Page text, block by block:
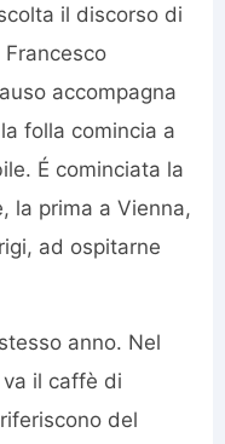
il discorso di
Francesco
accompagna
folla comincia a
É cominciata la
la prima a Vienna,
ad ospitarne
anno. Nel
il caffè di
del